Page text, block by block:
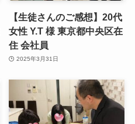
【生徒さんのご感想】20代
女性 Y.T 様 東京都中央区在
住 会社員
2025年3月31日